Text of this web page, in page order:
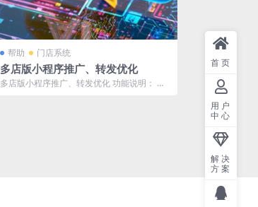
帮助 门店系统
多店版小程序推广、转发优化
多店版小程序推广、转发优化 功能说明： 推
首页
用户
中心
解决
方案